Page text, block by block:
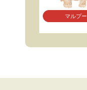
マルプー